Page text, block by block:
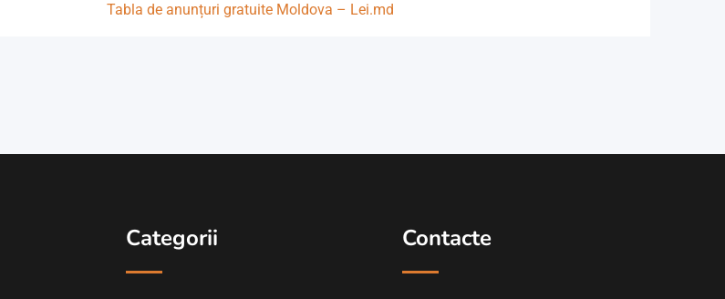
Tabla de anunțuri gratuite Moldova – Lei.md
Categorii Contacte